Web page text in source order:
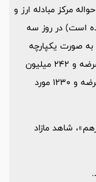
مرکز مبادله ارز و
است) در روز سه
به صورت یکپارچه
بوده است به ترتیب حدود 272 میلیون دلار عرضه و 242 میلیون
دلار تقاضا بود. این معاملات شامل 186 مورد عرضه و 1230 مورد
شاهد مازاد